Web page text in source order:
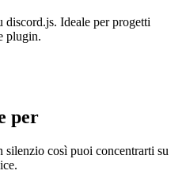
discord.js. Ideale per progetti
plugin.
per
silenzio così puoi concentrarti su